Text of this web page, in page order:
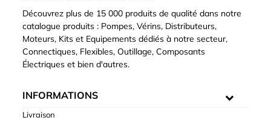
Découvrez plus de 15 000 produits de qualité dans notre
catalogue produits : Pompes, Vérins, Distributeurs,
Moteurs, Kits et Equipements dédiés à notre secteur,
Connectiques, Flexibles, Outillage, Composants
Électriques et bien d'autres.
INFORMATIONS
Livraison